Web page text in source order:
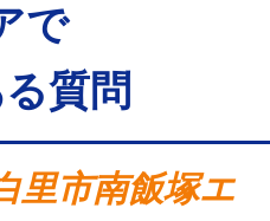
で
質問
里市南飯塚エ